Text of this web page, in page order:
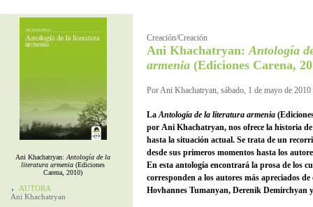
Ani Khachatryan: Antología de la
literatura armenia (Ediciones
Carena, 2010)
AUTORA
Ani Khachatryan
Creación/Creación
Ani Khachatryan:Antología
armenia (Ediciones Carena,
Por Ani Khachatryan, sábado, 1 de mayo de 2010
LaAntología de la literatura armenia
por Ani Khachatryan, nos ofrece la historia
hasta la situación actual. Se trata de un
desde sus primeros momentos hasta los
En esta antología encontrará la prosa de los
corresponden a los autores más apreciados
Hovhannes Tumanyan, Derenik Demirchyan